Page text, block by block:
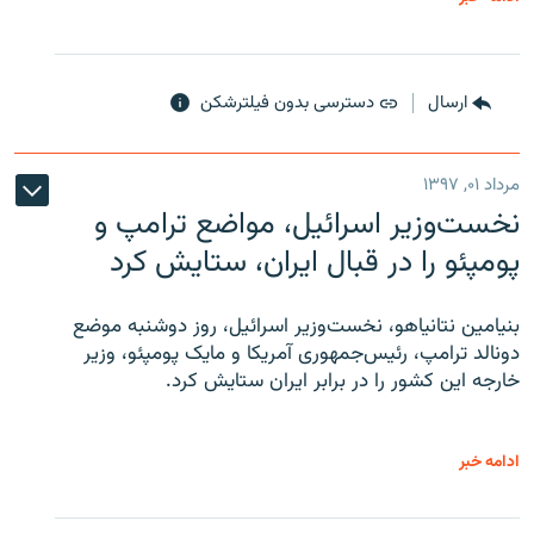
ارسال دسترسی بدون فیلترشکن
مرداد ۰۱, ۱۳۹۷
نخست‌وزیر اسرائیل، مواضع ترامپ و
پومپئو را در قبال ایران، ستایش کرد
بنیامین نتانیاهو، نخست‌وزیر اسرائیل، روز دوشنبه موضع
دونالد ترامپ، رئیس‌جمهوری آمریکا و مایک پومپئو، وزیر
خارجه این کشور را در برابر ایران ستایش کرد.
ادامه خبر